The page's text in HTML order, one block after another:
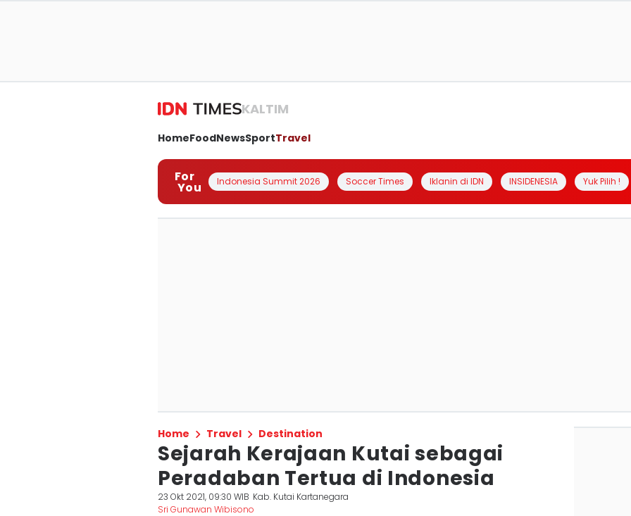
KALTIM
HomeFoodNewsSportTravel
For
You Indonesia Summit 2026 Soccer Times Iklanin di IDN INSIDENESIA Yuk Pilih !
Home Travel Destination
Sejarah Kerajaan Kutai sebagai
Peradaban Tertua di Indonesia
23 Okt 2021, 09:30 WIB Kab. Kutai Kartanegara
Sri Gunawan Wibisono